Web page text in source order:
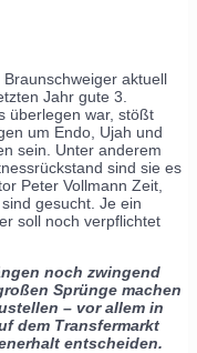
aktuell
Jahr gute 3.
überlegen war, stößt
um Endo, Ujah und
sein. Unter anderem
sind sie es
Peter Vollmann Zeit,
gesucht. Je ein
soll noch verpflichtet
noch zwingend
Sprünge machen
– vor allem in
dem Transfermarkt
entscheiden.